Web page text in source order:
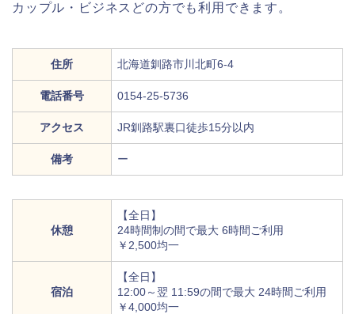
カップル・ビジネスどの方でも利用できます。
住所 北海道釧路市川北町6-4
電話番号 0154-25-5736
アクセス JR釧路駅裏口徒歩15分以内
備考 ー
休憩
【全日】
24時間制の間で最大 6時間ご利用
￥2,500均一
宿泊
【全日】
12:00～翌 11:59の間で最大 24時間ご利用
￥4,000均一